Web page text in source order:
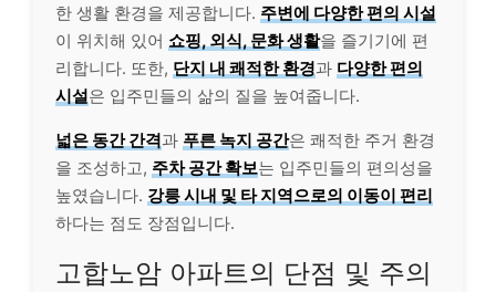
한 생활 환경을 제공합니다. 주변에 다양한 편의 시설
이 위치해 있어 쇼핑, 외식, 문화 생활을 즐기기에 편
리합니다. 또한, 단지 내 쾌적한 환경과 다양한 편의
시설은 입주민들의 삶의 질을 높여줍니다.
넓은 동간 간격과 푸른 녹지 공간은 쾌적한 주거 환경
을 조성하고, 주차 공간 확보는 입주민들의 편의성을
높였습니다. 강릉 시내 및 타 지역으로의 이동이 편리
하다는 점도 장점입니다.
고합노암 아파트의 단점 및 주의